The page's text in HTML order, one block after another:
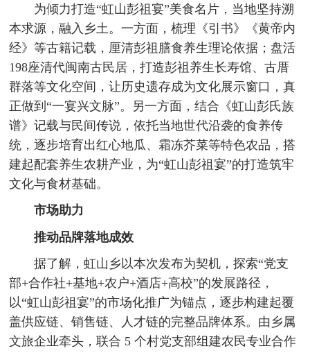
为倾力打造“虹山彭祖宴”美食名片，当地坚持溯
本求源，融入乡土。一方面，梳理《引书》《黄帝内
经》等古籍记载，厘清彭祖膳食养生理论依据；盘活
198座清代闽南古民居，打造彭祖养生长寿馆、古厝
群落等文化空间，让历史遗存成为文化展示窗口，真
正做到“一宴兴文脉”。另一方面，结合《虹山彭氏族
谱》记载与民间传说，依托当地世代沿袭的食养传
统，逐步培育出红心地瓜、霜冻芥菜等特色农品，搭
建起配套养生农耕产业，为“虹山彭祖宴”的打造筑牢
文化与食材基础。
市场助力
推动品牌落地成效
据了解，虹山乡以本次发布为契机，探索“党支
部+合作社+基地+农户+酒店+高校”的发展路径，
以“虹山彭祖宴”的市场化推广为锚点，逐步构建起覆
盖供应链、销售链、人才链的完整品牌体系。由乡属
文旅企业牵头，联合 5 个村党支部组建农民专业合作